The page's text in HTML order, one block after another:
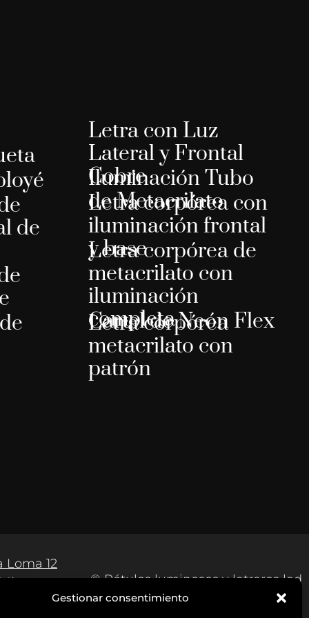
Gestionar consentimiento
Letra con Luz
Lateral y Frontal
Cobre
Iluminación Tubo
de Metacrilato
Letra corpórea con
iluminación frontal
y base
de
Letra corpórea de
metacrilato con
iluminación
completa
Cartel de Neón Flex
Letra corpórea
metacrilato con
patrón
Afendi
Loma 12
© Rótulos luminosos y letreros led
en Málaga